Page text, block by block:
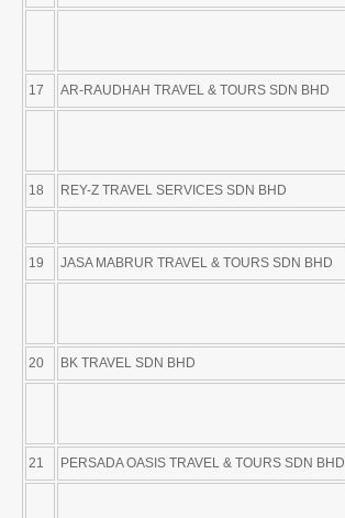
17 AR-RAUDHAH TRAVEL & TOURS SDN BHD
18 REY-Z TRAVEL SERVICES SDN BHD
19 JASA MABRUR TRAVEL & TOURS SDN BHD
20 BK TRAVEL SDN BHD
21 PERSADA OASIS TRAVEL & TOURS SDN BHD